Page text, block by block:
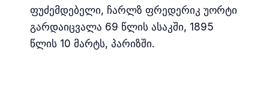
ფუძემდებელი, ჩარლზ ფრედერიკ უორტი
გარდაიცვალა 69 წლის ასაკში, 1895
წლის 10 მარტს, პარიზში.